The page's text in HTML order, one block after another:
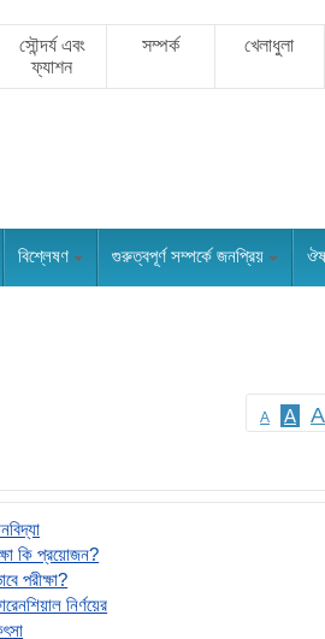
সৌন্দর্য এবং
ফ্যাশন
সম্পর্ক খেলাধুলা
বিশ্লেষণ গুরুত্বপূর্ণ সম্পর্কে জনপ্রিয়
A A A
কি প্রয়োজন?
পরীক্ষা?
নির্ণয়ের